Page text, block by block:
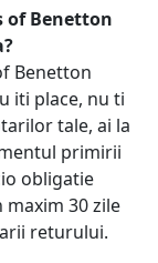
of Benetton
Benetton
iti place, nu ti
tale, ai la
primirii
obligatie
30 zile
returului.